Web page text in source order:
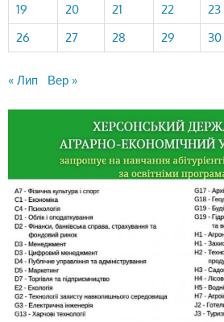
19
20 21 22 23
26
27 28 29 30
« Лип Вер »